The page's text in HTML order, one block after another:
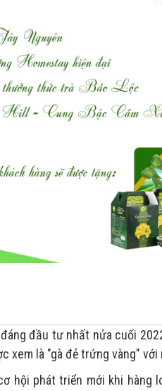
đầu tư nhất nửa cuối
xem là "gà đẻ trứng vàng"
hội phát triển mới khi hàng